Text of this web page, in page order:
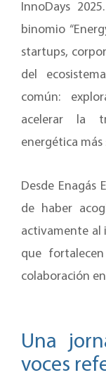
InnoDays
binomio
startups,
del
común:
acelerar la
energética más
Desde Enagás
de haber
activamente al
que
colaboración
Una
voces